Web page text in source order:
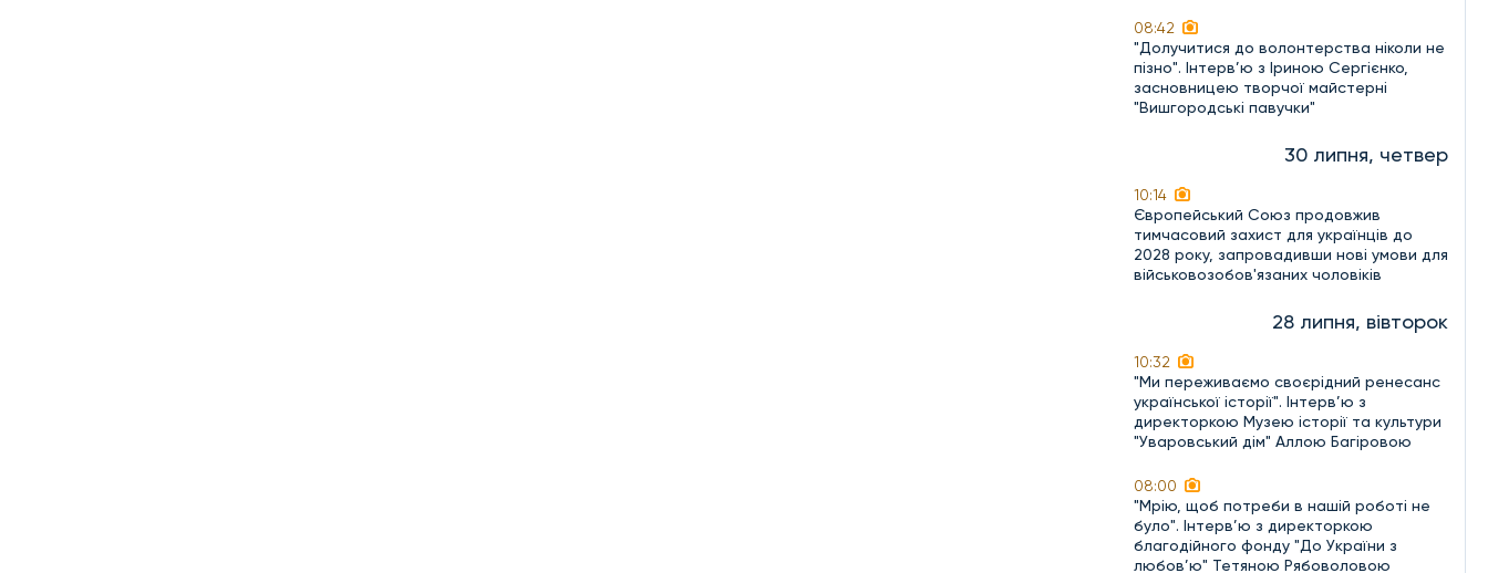
08:42
"Долучитися до волонтерства ніколи не
пізно". Інтерв’ю з Іриною Сергієнко,
засновницею творчої майстерні
"Вишгородські павучки"
30 липня, четвер
10:14
Європейський Союз продовжив
тимчасовий захист для українців до
2028 року, запровадивши нові умови для
військовозобов'язаних чоловіків
28 липня, вівторок
10:32
"Ми переживаємо своєрідний ренесанс
української історії". Інтерв’ю з
директоркою Музею історії та культури
"Уваровський дім" Аллою Багіровою
08:00
"Мрію, щоб потреби в нашій роботі не
було". Інтерв’ю з директоркою
благодійного фонду "До України з
любов’ю" Тетяною Рябоволовою